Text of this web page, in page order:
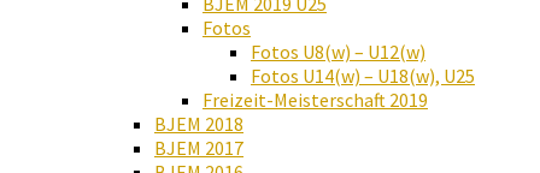
Fotos
Fotos U8(w) – U12(w)
Fotos U14(w) – U18(w), U25
Freizeit-Meisterschaft 2019
BJEM 2018
BJEM 2017